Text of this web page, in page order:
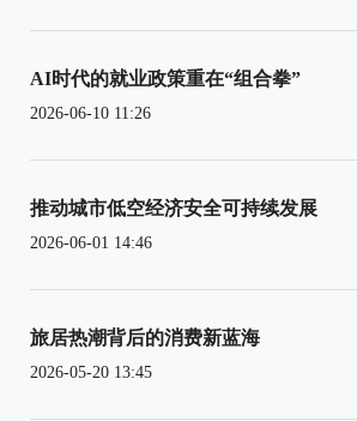
AI时代的就业政策重在“组合拳”
2026-06-10 11:26
推动城市低空经济安全可持续发展
2026-06-01 14:46
旅居热潮背后的消费新蓝海
2026-05-20 13:45